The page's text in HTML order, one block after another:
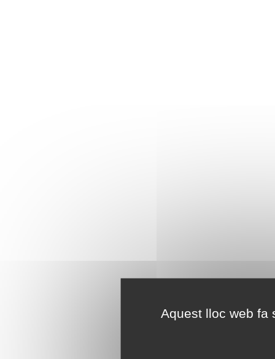
Aquest lloc web fa